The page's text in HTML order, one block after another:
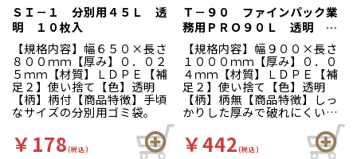
ＳＩ－１ 分別用４５Ｌ 透
明 １０枚入
【規格内容】幅６５０×長さ
８００ｍｍ【厚み】０．０２
５ｍｍ【材質】ＬＤＰＥ【補
足２】使い捨て【色】透明
【柄】柄付【商品特徴】手頃
なサイズの分別用ゴミ袋。
￥178(税込)
Ｔ－９０ ファインパック業
務用ＰＲＯ９０Ｌ 透明 １
０枚入
【規格内容】幅９００×長さ
１０００ｍｍ【厚み】０．０
４ｍｍ【材質】ＬＤＰＥ【補
足２】使い捨て【色】透明
【柄】柄無【商品特徴】しっ
かりした厚みで破れにくい、
スタンダードタイプのゴミ袋
です。
￥442(税込)